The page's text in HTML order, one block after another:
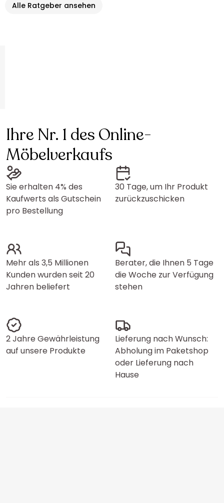
Alle Ratgeber ansehen
Ihre Nr. 1 des Online-
Möbelverkaufs
Sie erhalten 4% des
Kaufwerts als Gutschein
pro Bestellung
30 Tage, um Ihr Produkt
zurückzuschicken
Mehr als 3,5 Millionen
Kunden wurden seit 20
Jahren beliefert
Berater, die Ihnen 5 Tage
die Woche zur Verfügung
stehen
2 Jahre Gewährleistung
auf unsere Produkte
Lieferung nach Wunsch:
Abholung im Paketshop
oder Lieferung nach
Hause